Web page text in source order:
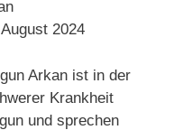
2024
Arkan ist in der
Krankheit
und sprechen